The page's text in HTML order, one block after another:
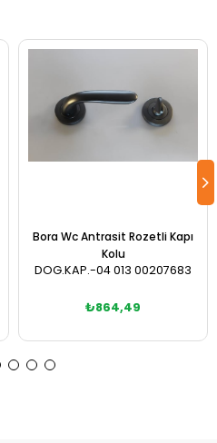
Bora Wc Antrasit Rozetli Kapı
Kolu
DOG.KAP.-04 013 00207683
₺864,49